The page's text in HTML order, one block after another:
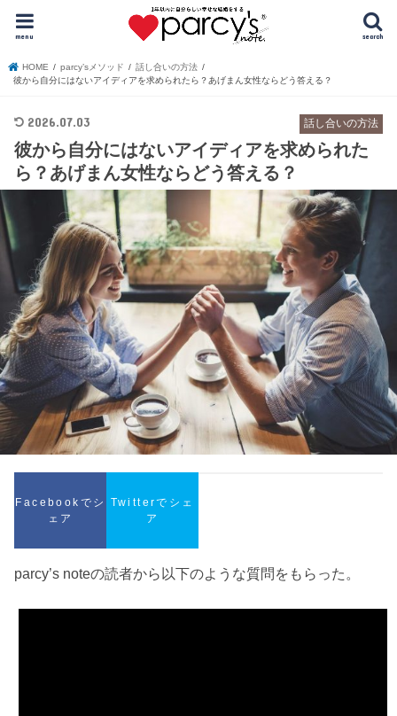
search
menu
HOME parcy’sメソッド
話し合いの方法
彼から自分にはないアイディアを求められたら？あげまん女性ならどう答える？
話し合いの方法
2026.07.03
彼から自分にはないアイディアを求められた
ら？あげまん女性ならどう答える？
Facebookでシ
ェア
Twitterでシェ
ア
parcy’s noteの読者から以下のような質問をもらった。